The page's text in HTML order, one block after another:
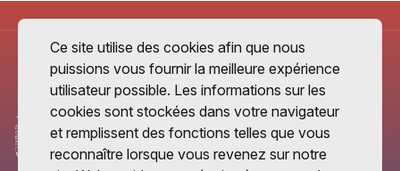
Ce site utilise des cookies afin que nous
puissions vous fournir la meilleure expérience
utilisateur possible. Les informations sur les
cookies sont stockées dans votre navigateur
et remplissent des fonctions telles que vous
reconnaître lorsque vous revenez sur notre